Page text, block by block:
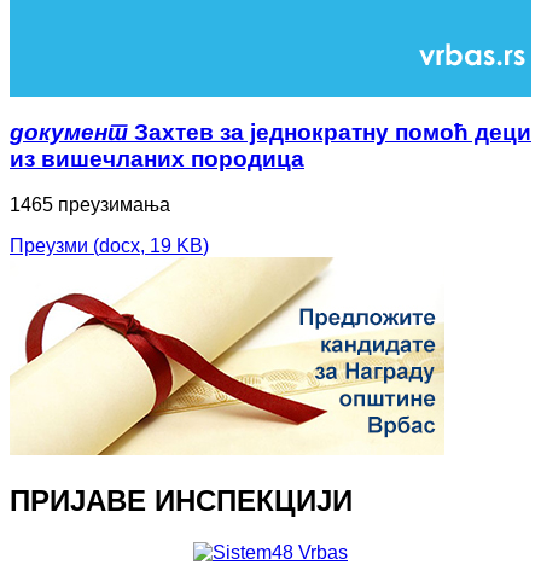
документ Захтев за једнократну помоћ деци
из вишечланих породица
1465 преузимања
Преузми (docx, 19 KB)
ПРИЈАВЕ ИНСПЕКЦИЈИ